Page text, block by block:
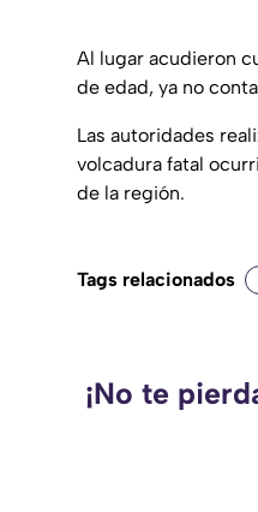
Al lugar acudieron
de edad, ya no
Las autoridades
volcadura fatal
de la región.
Tags relacionados
¡No te